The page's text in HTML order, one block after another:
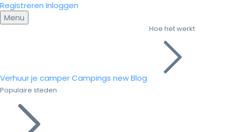
Registreren Inloggen
Menu
Verhuur je camperCampings newBlog
Hoe het werkt
Populaire steden